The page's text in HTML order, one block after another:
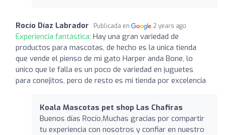
Rocío Díaz Labrador Publicada en 2 years ago
Experiencia fantástica: Hay una gran variedad de
productos para mascotas, de hecho es la única tienda
que vende el pienso de mi gato Harper anda Bone, lo
único que le falla es un poco de variedad en juguetes
para conejitos, pero de resto es mi tienda por excelencia
Koala Mascotas pet shop Las Chafiras
Buenos días Rocío,Muchas gracias por compartir
tu experiencia con nosotros y confiar en nuestro